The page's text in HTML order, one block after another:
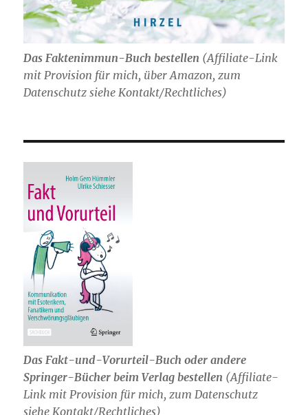
Das Faktenimmun-Buch bestellen (Affiliate-Link
mit Provision für mich, über Amazon, zum
Datenschutz siehe Kontakt/Rechtliches)
Das Fakt-und-Vorurteil-Buch oder andere
Springer-Bücher beim Verlag bestellen (Affiliate-
Link mit Provision für mich, zum Datenschutz
siehe Kontakt/Rechtliches)